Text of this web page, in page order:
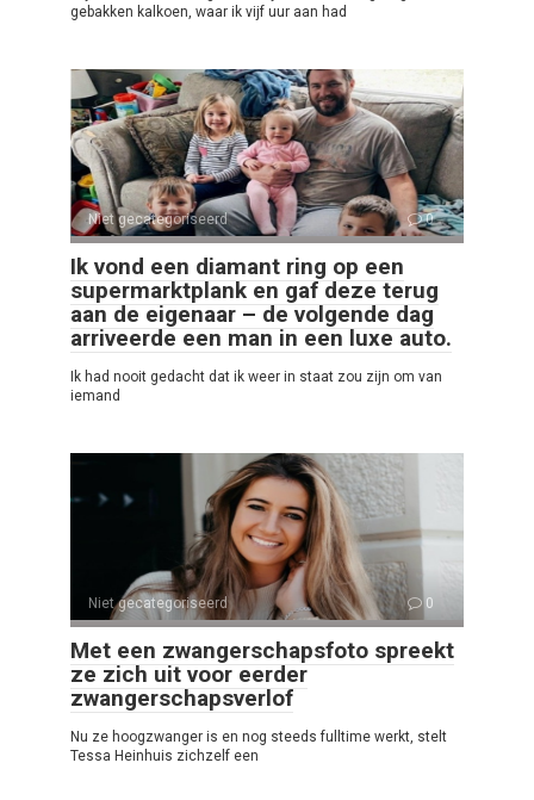
gebakken kalkoen, waar ik vijf uur aan had
Niet gecategoriseerd 0
Ik vond een diamant ring op een
supermarktplank en gaf deze terug
aan de eigenaar – de volgende dag
arriveerde een man in een luxe auto.
Ik had nooit gedacht dat ik weer in staat zou zijn om van
iemand
Niet gecategoriseerd 0
Met een zwangerschapsfoto spreekt
ze zich uit voor eerder
zwangerschapsverlof
Nu ze hoogzwanger is en nog steeds fulltime werkt, stelt
Tessa Heinhuis zichzelf een